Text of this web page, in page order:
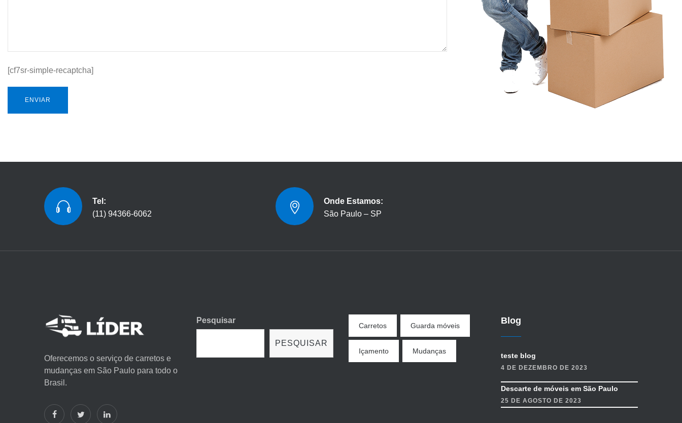
[cf7sr-simple-recaptcha]
Tel:
(11) 94366-6062
Onde Estamos:
São Paulo – SP
Oferecemos o serviço de carretos e
mudanças em São Paulo para todo o
Brasil.
Pesquisar
PESQUISAR
Carretos Guarda móveis
Içamento Mudanças
Blog
teste blog
4 DE DEZEMBRO DE 2023
Descarte de móveis em São Paulo
25 DE AGOSTO DE 2023